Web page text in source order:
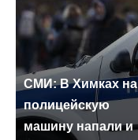
СМИ: В Химках на
полицейскую
машину напали и